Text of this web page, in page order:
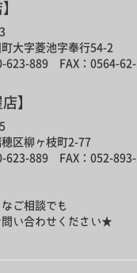
大字菱池字奉行54-2
623-889 FAX：0564-62-
】
区柳ヶ枝町2-77
623-889 FAX：052-893-
ご相談でも
問い合わせください★